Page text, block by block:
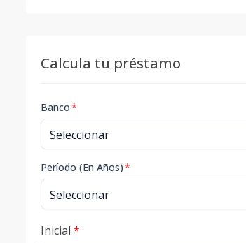
Calcula tu préstamo
Banco*
Período (En Años)*
Inicial *